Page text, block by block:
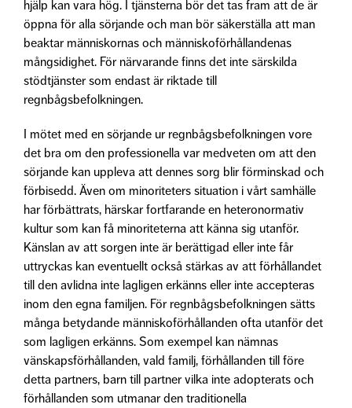
hjälp kan vara hög. I tjänsterna bör det tas fram att de är
öppna för alla sörjande och man bör säkerställa att man
beaktar människornas och människoförhållandenas
mångsidighet. För närvarande finns det inte särskilda
stödtjänster som endast är riktade till
regnbågsbefolkningen.
I mötet med en sörjande ur regnbågsbefolkningen vore
det bra om den professionella var medveten om att den
sörjande kan uppleva att dennes sorg blir förminskad och
förbisedd. Även om minoriteters situation i vårt samhälle
har förbättrats, härskar fortfarande en heteronormativ
kultur som kan få minoriteterna att känna sig utanför.
Känslan av att sorgen inte är berättigad eller inte får
uttryckas kan eventuellt också stärkas av att förhållandet
till den avlidna inte lagligen erkänns eller inte accepteras
inom den egna familjen. För regnbågsbefolkningen sätts
många betydande människoförhållanden ofta utanför det
som lagligen erkänns. Som exempel kan nämnas
vänskapsförhållanden, vald familj, förhållanden till före
detta partners, barn till partner vilka inte adopterats och
förhållanden som utmanar den traditionella